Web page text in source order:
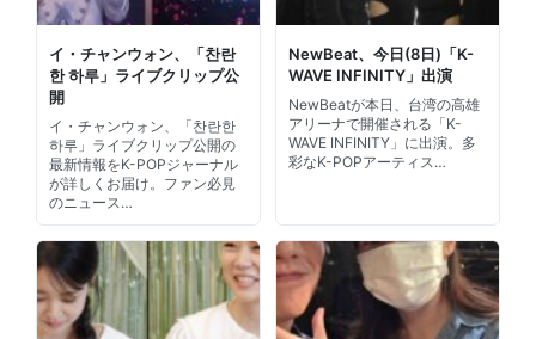
イ・チャンウォン、「찬란
한 하루」ライブクリップ公
開
イ・チャンウォン、「찬란한
하루」ライブクリップ公開の
最新情報をK-POPジャーナル
が詳しくお届け。ファン必見
のニュース…
NewBeat、今日(8日)「K-
WAVE INFINITY」出演
NewBeatが本日、台湾の高雄
アリーナで開催される「K-
WAVE INFINITY」に出演。多
彩なK-POPアーティス…